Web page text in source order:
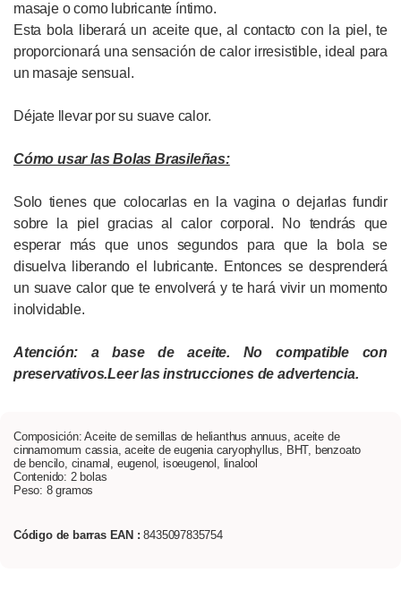
masaje o como lubricante íntimo.
Esta bola liberará un aceite que, al contacto con la piel, te
proporcionará una sensación de calor irresistible, ideal para
un masaje sensual.
Déjate llevar por su suave calor.
Cómo usar las Bolas Brasileñas:
Solo tienes que colocarlas en la vagina o dejarlas fundir
sobre la piel gracias al calor corporal. No tendrás que
esperar más que unos segundos para que la bola se
disuelva liberando el lubricante. Entonces se desprenderá
un suave calor que te envolverá y te hará vivir un momento
inolvidable.
Atención: a base de aceite. No compatible con
preservativos.Leer las instrucciones de advertencia.
Composición: Aceite de semillas de helianthus annuus, aceite de
cinnamomum cassia, aceite de eugenia caryophyllus, BHT, benzoato
de bencilo, cinamal, eugenol, isoeugenol, linalool
Contenido: 2 bolas
Peso: 8 gramos
Código de barras EAN : 8435097835754